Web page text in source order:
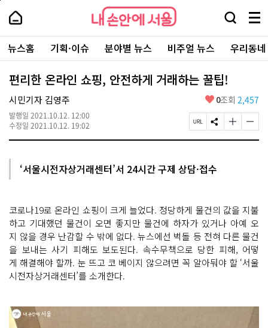
본
로
가
내
손
안
에
서
울
-
서
울
시
대
표
소
포
내
손
에
울
검
창
열
기
메
뉴
전
체
보
주
요
서
뉴스홈 기획·이슈 분야별 뉴스 비주얼 뉴스 우리동
편리한 온라인 쇼핑, 안전하게 거래하는 꿀팁!
시민기자 김영주
발행일 2021.10.12. 12:00
수정일 2021.10.12. 19:02
좋
요
0조회 2,457
페
이
R
L
S
N
유
글
자
하
기
글
자
하
기
‘서울시전자상거래센터’서 24시간 구제 상담·접수
코로나19로 온라인 쇼핑이 크게 늘었다. 정당하게 물건의 값을 지불
하고 기대했던 물건이 오면 좋지만 물건에 하자가 있거나 아예 오
지 않을 경우 난감할 수 밖에 없다. 뉴스에선 벽돌 등 전혀 다른 물건
을 보내는 사기 피해도 보도된다. 속수무책으로 당한 피해, 어떻
게 해결해야 할까. 눈 뜨고 코 베이지 않으려면 꼭 알아둬야 할 ‘서울
시전자상거래센터’를 소개한다.
페
상
단
로